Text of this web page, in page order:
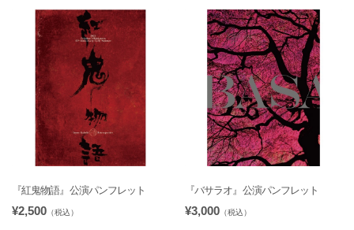
『紅鬼物語』公演パンフレット
¥2,500 （税込）
『バサラオ』公演パンフレット
¥3,000 （税込）